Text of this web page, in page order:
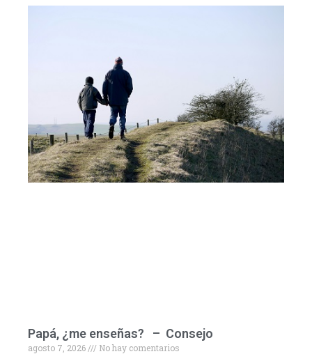
Papá, ¿me enseñas? – Consejo
agosto 7, 2026
No hay comentarios